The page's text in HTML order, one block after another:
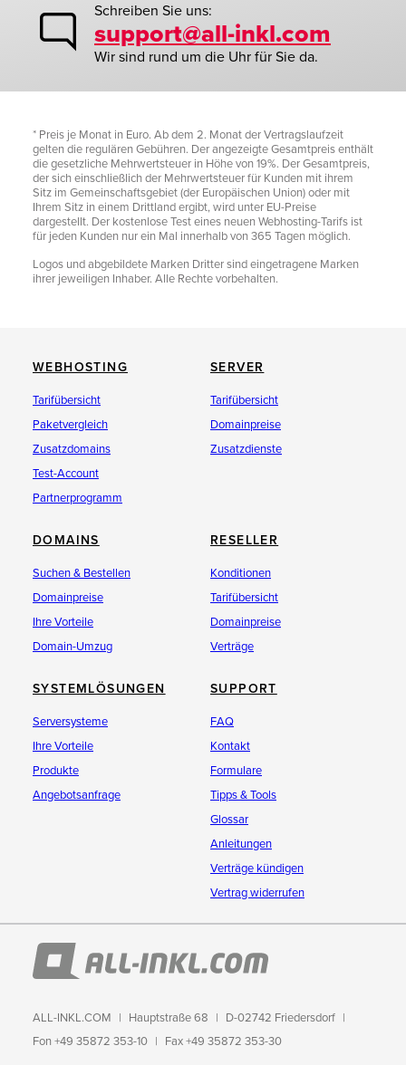
Schreiben Sie uns:
support@all-inkl.com
Wir sind rund um die Uhr für Sie da.
* Preis je Monat in Euro. Ab dem 2. Monat der Vertragslaufzeit
gelten die regulären Gebühren. Der angezeigte Gesamtpreis enthält
die gesetzliche Mehrwertsteuer in Höhe von 19%. Der Gesamtpreis,
der sich einschließlich der Mehrwertsteuer für Kunden mit ihrem
Sitz im Gemeinschaftsgebiet (der Europäischen Union) oder mit
Ihrem Sitz in einem Drittland ergibt, wird unter EU-Preise
dargestellt. Der kostenlose Test eines neuen Webhosting-Tarifs ist
für jeden Kunden nur ein Mal innerhalb von 365 Tagen möglich.
Logos und abgebildete Marken Dritter sind eingetragene Marken
ihrer jeweiligen Inhaber. Alle Rechte vorbehalten.
WEBHOSTING
Tarifübersicht
Paketvergleich
Zusatzdomains
Test-Account
Partnerprogramm
SERVER
Tarifübersicht
Domainpreise
Zusatzdienste
DOMAINS
Suchen & Bestellen
Domainpreise
Ihre Vorteile
Domain-Umzug
RESELLER
Konditionen
Tarifübersicht
Domainpreise
Verträge
SYSTEMLÖSUNGEN
Serversysteme
Ihre Vorteile
Produkte
Angebotsanfrage
SUPPORT
FAQ
Kontakt
Formulare
Tipps & Tools
Glossar
Anleitungen
Verträge kündigen
Vertrag widerrufen
ALL-INKL.COM Hauptstraße 68
D-02742 Friedersdorf
Fon +49 35872 353-10
Fax +49 35872 353-30